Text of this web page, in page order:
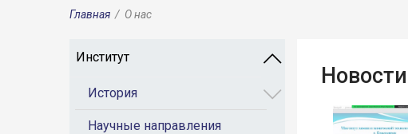
Главная / О нас
Институт
История
Научные направления
Новости